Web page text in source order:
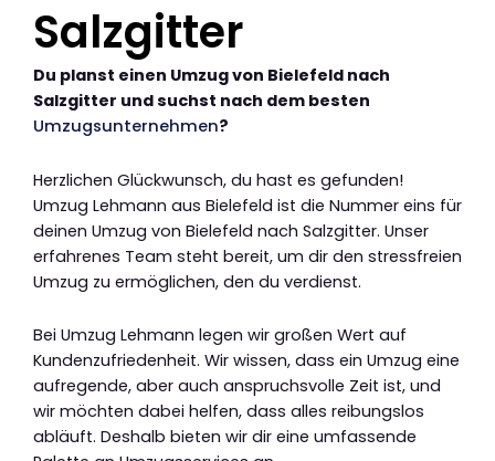
Salzgitter
Du planst einen Umzug von Bielefeld nach
Salzgitter und suchst nach dem besten
Umzugsunternehmen?
Herzlichen Glückwunsch, du hast es gefunden!
Umzug Lehmann aus Bielefeld ist die Nummer eins für
deinen Umzug von Bielefeld nach Salzgitter. Unser
erfahrenes Team steht bereit, um dir den stressfreien
Umzug zu ermöglichen, den du verdienst.
Bei Umzug Lehmann legen wir großen Wert auf
Kundenzufriedenheit. Wir wissen, dass ein Umzug eine
aufregende, aber auch anspruchsvolle Zeit ist, und
wir möchten dabei helfen, dass alles reibungslos
abläuft. Deshalb bieten wir dir eine umfassende